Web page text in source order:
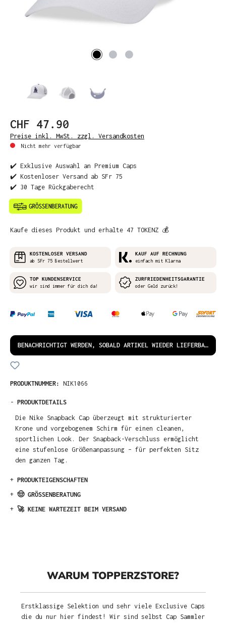
CHF 47.90
Preise inkl. MwSt. zzgl. Versandkosten
Nicht mehr verfügbar
✔️ Exklusive Auswahl an Premium Caps
✔️ Kostenloser Versand ab SFr 75
✔️ 30 Tage Rückgaberecht
Kaufe dieses Produkt und erhalte 47 TOKENZ 💰
KOSTENLOSER VERSAND
ab SFr 75 Bestellwert
KAUF AUF RECHNUNG
einfach mit Klarna
TOP KUNDENSERVICE
wir sind immer für dich da!
ZURFRIEDENHEITSGARANTIE
oder Geld zurück!
BENACHRICHTIGT WERDEN, SOBALD ARTIKEL WIEDER LIEFERBAR IST!
PRODUKTNUMMER: NIK1066
- PRODUKTDETAILS
Die Nike Snapback Cap überzeugt mit strukturierter
Krone und vorgebogenem Schirm für einen cleanen,
sportlichen Look. Der Snapback-Verschluss ermöglicht
eine stufenlose Größenanpassung – für perfekten Sitz
den ganzen Tag.
+ PRODUKTEIGENSCHAFTEN
+ 🤠 GRÖSSENBERATUNG
+ 🚀 KEINE WARTEZEIT BEIM VERSAND
WARUM TOPPERZSTORE?
Erstklassige Selektion und sehr viele Exclusive Caps
die du nur hier findest! Wir sind selbst Cap Sammler